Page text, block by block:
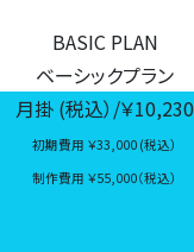
BASIC PLAN
ベーシックプラン
月掛 (税込）/￥10,230
初期費用 ￥33,000 (税込）
制作費用 ￥55,000（税込）